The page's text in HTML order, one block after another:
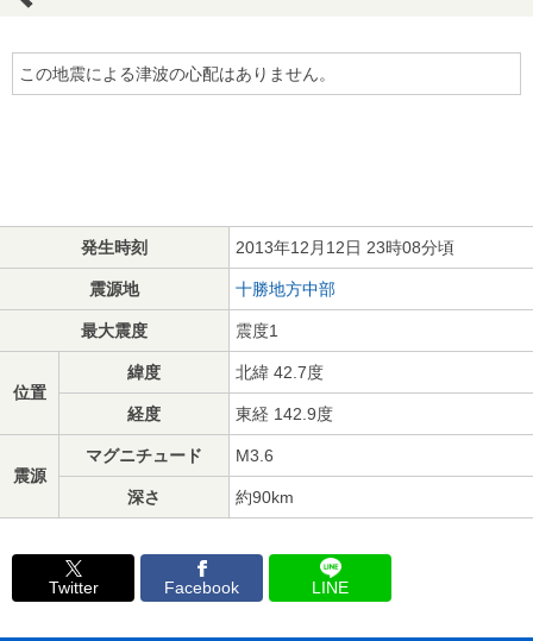
この地震による津波の心配はありません。
発生時刻 2013年12月12日 23時08分頃
震源地 十勝地方中部
最大震度 震度1
位置
緯度 北緯 42.7度
経度 東経 142.9度
震源
マグニチュード M3.6
深さ 約90km
Twitter Facebook LINE